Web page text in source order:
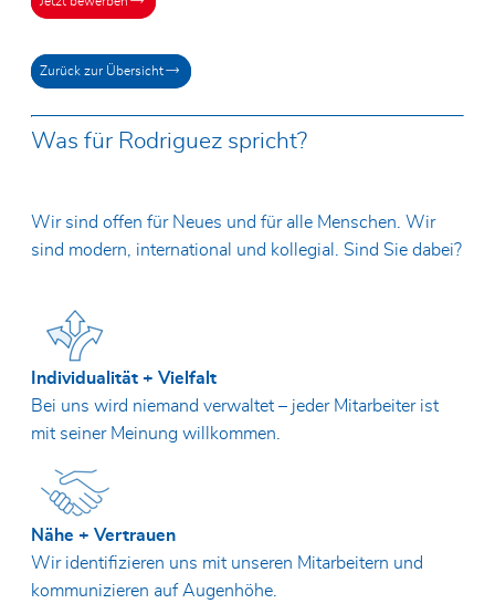
Zurück zur Übersicht
Was für Rodriguez spricht?
Wir sind offen für Neues und für alle Menschen. Wir
sind modern, international und kollegial. Sind Sie dabei?
Individualität + Vielfalt
Bei uns wird niemand verwaltet – jeder Mitarbeiter ist
mit seiner Meinung willkommen.
Nähe + Vertrauen
Wir identifizieren uns mit unseren Mitarbeitern und
kommunizieren auf Augenhöhe.